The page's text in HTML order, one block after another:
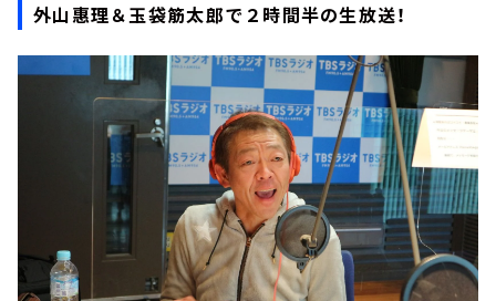
外山惠理＆玉袋筋太郎で２時間半の生放送！